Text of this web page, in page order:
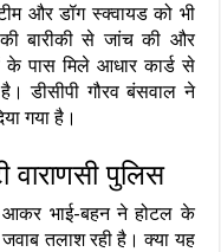
और डॉग स्क्वायड को भी
बारीकी से जांच की और
के पास मिले आधार कार्ड से
डीसीपी गौरव बंसवाल ने
गया है।
पुलिस
आकर भाई-बहन ने होटल के
तलाश रही है। क्या यह